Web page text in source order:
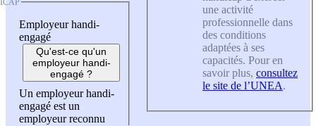
Employeur handi-
engagé
Qu'est-ce qu'un
employeur handi-
engagé ?
Un employeur handi-
engagé est un
employeur reconnu
une activité
professionnelle dans
des conditions
adaptées à ses
capacités. Pour en
savoir plus, consultez
le site de l’UNEA.